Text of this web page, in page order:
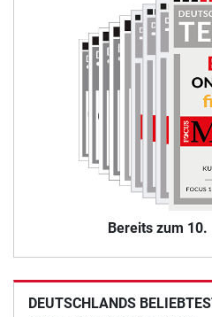
Bereits zum 10.
DEUTSCHLANDS